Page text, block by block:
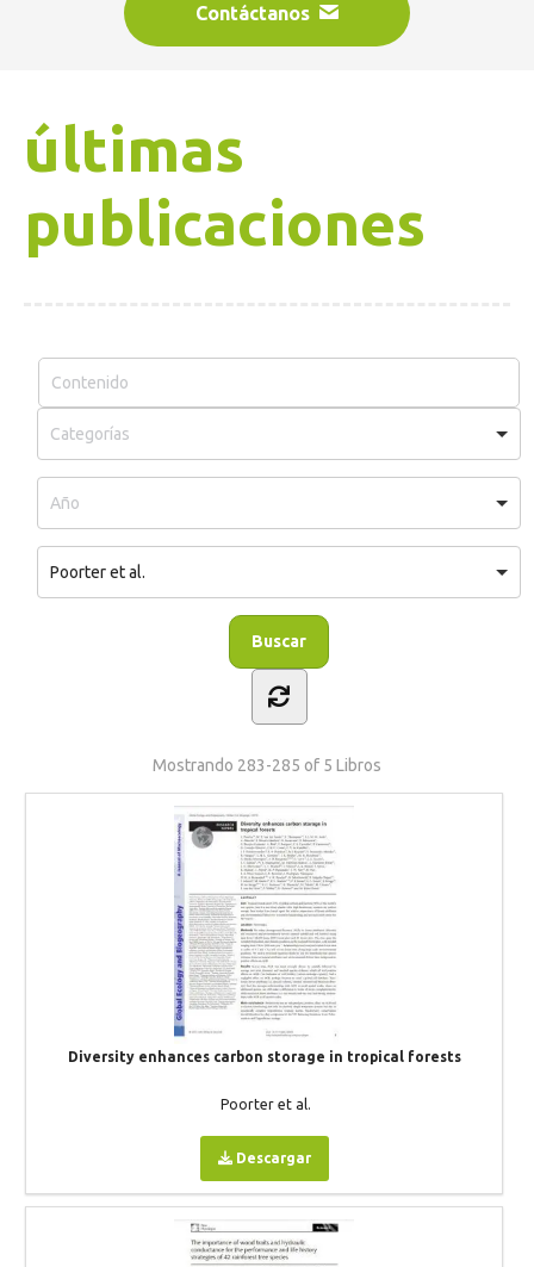
Contáctanos
últimas
publicaciones
Poorter et al.
Mostrando 283-285 of 5 Libros
Diversity enhances carbon storage in tropical forests
Poorter et al.
Descargar